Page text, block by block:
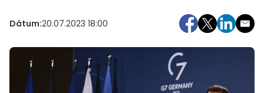
Maďarsko
Dátum:20.07.2023 18:00